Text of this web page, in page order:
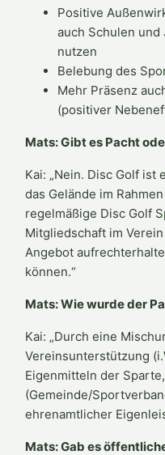
Positive
auch Schulen
nutzen
Belebung des
Mehr Präsenz
(positiver
Mats: Gibt es Pacht
Kai: „Nein. Disc Golf
das Gelände im
regelmäßige Disc Golf
Mitgliedschaft im
Angebot
können.“
Mats: Wie wurde der
Kai: „Durch eine
Vereinsunterstützung
Eigenmitteln der
(Gemeinde/
ehrenamtlicher
Mats: Gab es